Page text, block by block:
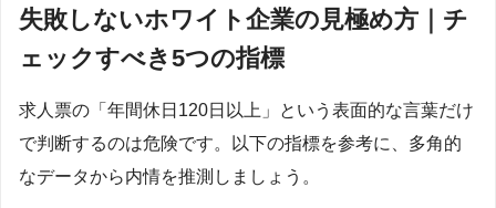
失敗しないホワイト企業の見極め方｜チ
ェックすべき5つの指標
求人票の「年間休日120日以上」という表面的な言葉だけ
で判断するのは危険です。以下の指標を参考に、多角的
なデータから内情を推測しましょう。